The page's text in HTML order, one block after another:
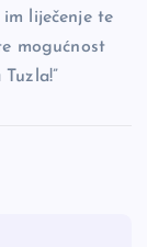
liječenje te
mogućnost